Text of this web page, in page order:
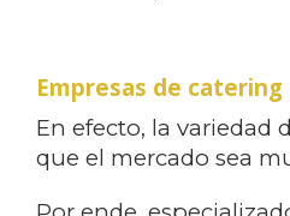
Empresas de
En efecto, la variedad
que el mercado sea